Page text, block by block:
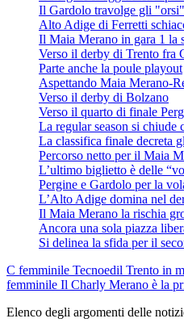
Il Gardolo travolge gli "orsi"
Alto Adige di Ferretti
Il Maia Merano in gara 1 la
Verso il derby di Trento fra
Parte anche la poule playout
Aspettando Maia Merano-
Verso il derby di Bolzano
Verso il quarto di finale
La regular season si chiude
La classifica finale decreta
Percorso netto per il Maia
L’ultimo biglietto è delle
Pergine e Gardolo per la
L’Alto Adige domina nel
Il Maia Merano la rischia
Ancora una sola piazza
Si delinea la sfida per il
C femminile Tecnoedil Trento in
femminile Il Charly Merano è la
Elenco degli argomenti delle